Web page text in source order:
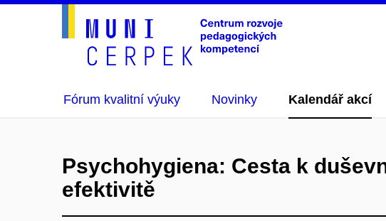
Fórum kvalitní výuky Novinky Kalendář akcí
Psychohygiena: Cesta k
efektivitě